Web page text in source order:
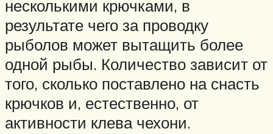
несколькими крючками, в
результате чего за проводку
рыболов может вытащить более
одной рыбы. Количество зависит от
того, сколько поставлено на снасть
крючков и, естественно, от
активности клева чехони.